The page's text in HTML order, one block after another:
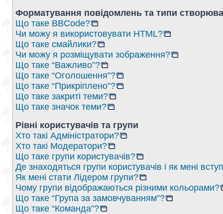
Форматування повідомлень та типи
Що таке BBCode?
Чи можу я використовувати HTML?
Що таке смайлики?
Чи можу я розміщувати зображення?
Що таке “Важливо”?
Що таке “Оголошення”?
Що таке “Прикріплено”?
Що таке закриті теми?
Що таке значок теми?
Рівні користувачів та групи
Хто такі Адміністратори?
Хто такі Модератори?
Що таке групи користувачів?
Де знаходяться групи користувачів і як мені
Як мені стати Лідером групи?
Чому групи відображаються різними кольорами?
Що таке “Група за замовчуванням”?
Що таке “Команда”?